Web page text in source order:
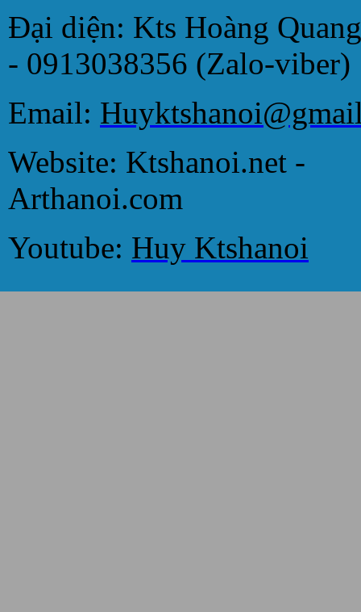
Đại diện: Kts Hoàng
- 0913038356 (Zalo-viber)
Email:
Website: Ktshanoi.net -
Arthanoi.com
Youtube: Huy Ktshanoi